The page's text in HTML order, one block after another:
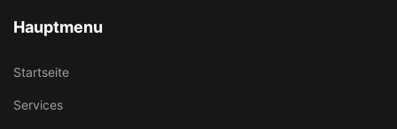
Hauptmenu
Startseite
Services